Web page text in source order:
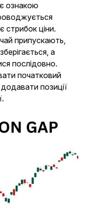
ознакою
стрибок ціни.
припускають,
а
послідовно.
початковий
позиції